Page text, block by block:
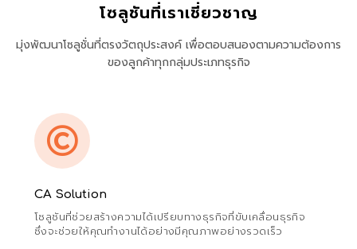
โซลูชันที่เราเชี่ยวชาญ
มุ่งพัฒนาโซลูชั่นที่ตรงวัตถุประสงค์ เพื่อตอบสนองตามความต้องการ
ของลูกค้าทุกกลุ่มประเภทธุรกิจ
CA Solution
โซลูชันที่ช่วยสร้างความได้เปรียบทางธุรกิจที่ขับเคลื่อนธุรกิจ
ซึ่งจะช่วยให้คุณทำงานได้อย่างมีคุณภาพอย่างรวดเร็ว